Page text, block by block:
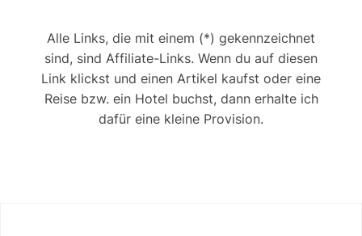
Alle Links, die mit einem (*) gekennzeichnet
sind, sind Affiliate-Links. Wenn du auf diesen
Link klickst und einen Artikel kaufst oder eine
Reise bzw. ein Hotel buchst, dann erhalte ich
dafür eine kleine Provision.